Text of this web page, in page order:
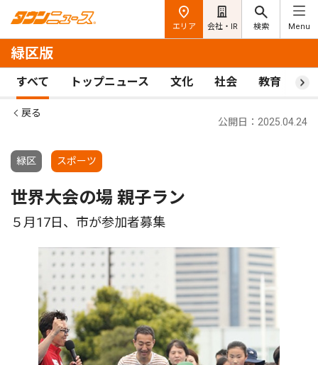
エリア 会社・IR 検索 Menu
緑区版
すべて トップニュース 文化 社会 教育 ス
戻る
緑区 スポーツ
公開日：2025.04.24
世界大会の場 親子ラン
５月17日、市が参加者募集